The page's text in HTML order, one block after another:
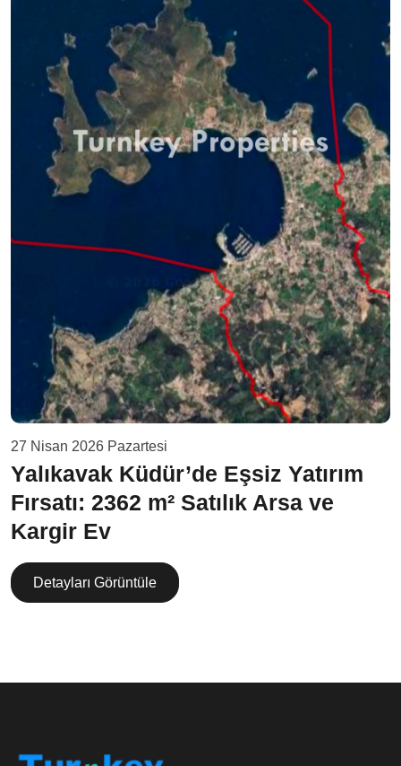
27 Nisan 2026 Pazartesi
Yalıkavak Küdür’de Eşsiz Yatırım
Fırsatı: 2362 m² Satılık Arsa ve
Kargir Ev
Detayları Görüntüle